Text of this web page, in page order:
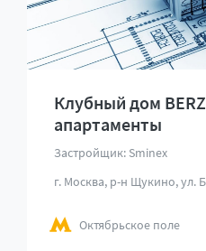
Клубный дом
апартаменты
Застройщик: Sminex
г. Москва, р-н Щукино, ул.
Октябрьское поле